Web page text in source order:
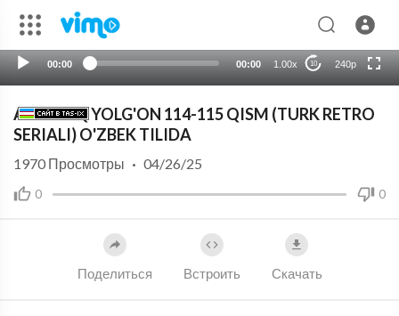
00:00 00:00 1.00x 10 240p
HD
ACHCHIQ YOLG'ON 114-115 QISM (TURK RETRO
SERIALI) O'ZBEK TILIDA
0 0
1970 Просмотры · 04/26/25
Поделиться Встроить Скачать